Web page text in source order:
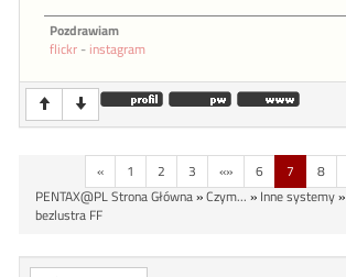
Pozdrawiam
flickr - instagram
« 1 2 3 «» 6 7 8
PENTAX@PL Strona Główna»Czym... » Inne systemy»
bezlustra FF